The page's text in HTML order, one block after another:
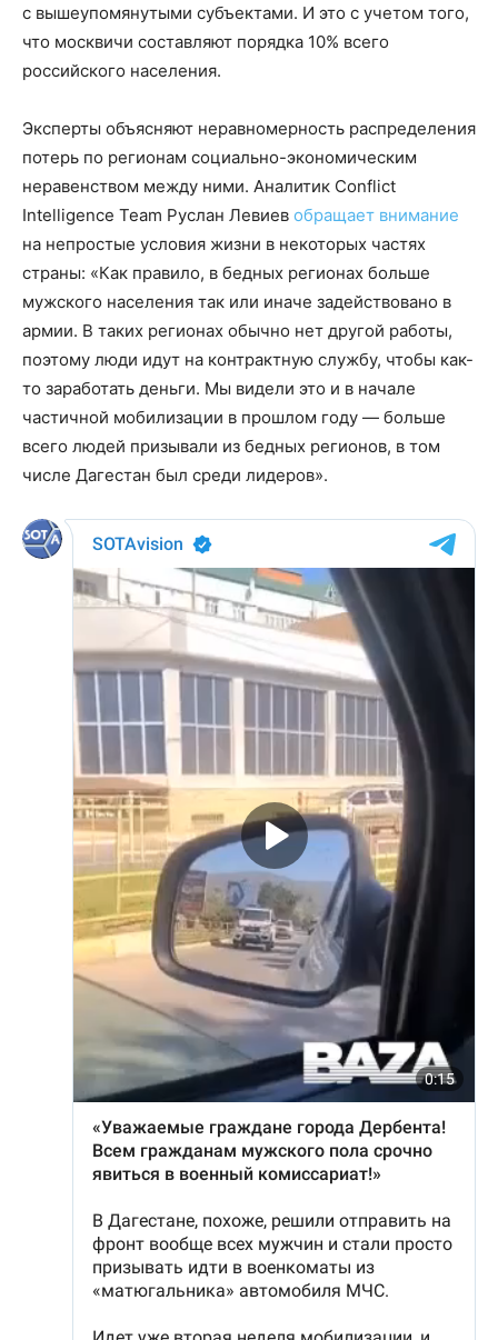
с вышеупомянутыми субъектами. И это с учетом того,
что москвичи составляют порядка 10% всего
российского населения.
Эксперты объясняют неравномерность распределения
потерь по регионам социально-экономическим
неравенством между ними. Аналитик Conflict
Intelligence Team Руслан Левиев обращает внимание
на непростые условия жизни в некоторых частях
страны: «Как правило, в бедных регионах больше
мужского населения так или иначе задействовано в
армии. В таких регионах обычно нет другой работы,
поэтому люди идут на контрактную службу, чтобы как-
то заработать деньги. Мы видели это и в начале
частичной мобилизации в прошлом году — больше
всего людей призывали из бедных регионов, в том
числе Дагестан был среди лидеров».